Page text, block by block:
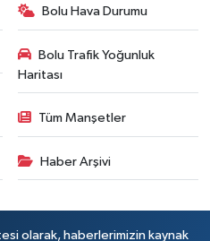
Bolu Hava Durumu
Bolu Trafik Yoğunluk
Haritası
Tüm Manşetler
Haber Arşivi
olarak, haberlerimizin kaynak